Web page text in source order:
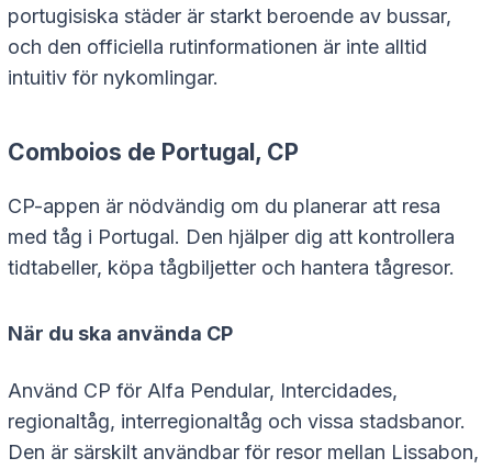
portugisiska städer är starkt beroende av bussar,
och den officiella rutinformationen är inte alltid
intuitiv för nykomlingar.
Comboios de Portugal, CP
CP-appen är nödvändig om du planerar att resa
med tåg i Portugal. Den hjälper dig att kontrollera
tidtabeller, köpa tågbiljetter och hantera tågresor.
När du ska använda CP
Använd CP för Alfa Pendular, Intercidades,
regionaltåg, interregionaltåg och vissa stadsbanor.
Den är särskilt användbar för resor mellan Lissabon,